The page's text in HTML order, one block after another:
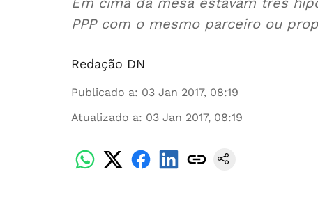
PPP com o mesmo parceiro ou
Redação DN
Publicado a: 03 Jan 2017, 08:19
Atualizado a: 03 Jan 2017, 08:19